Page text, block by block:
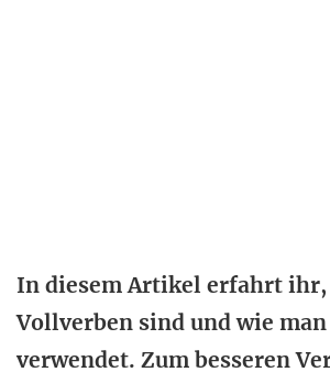
In diesem Artikel erfahrt ihr,
Vollverben sind und wie man
verwendet. Zum besseren